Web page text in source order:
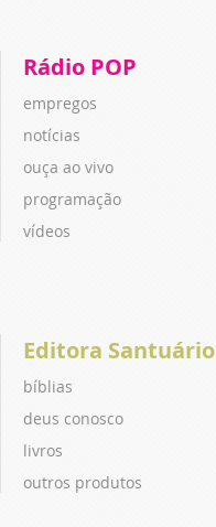
Rádio POP
empregos
notícias
ouça ao vivo
programação
vídeos
Editora Santuário
bíblias
deus conosco
livros
outros produtos